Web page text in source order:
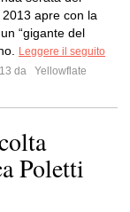
apre con la
“gigante del
Leggere il seguito
da
Yellowflate
Poletti